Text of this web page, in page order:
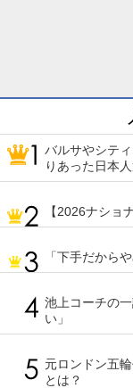
バルサやシテ
りあった日本
【2026ナショ
「下手だから
池上コーチの
い」
元ロンドン五
とは？